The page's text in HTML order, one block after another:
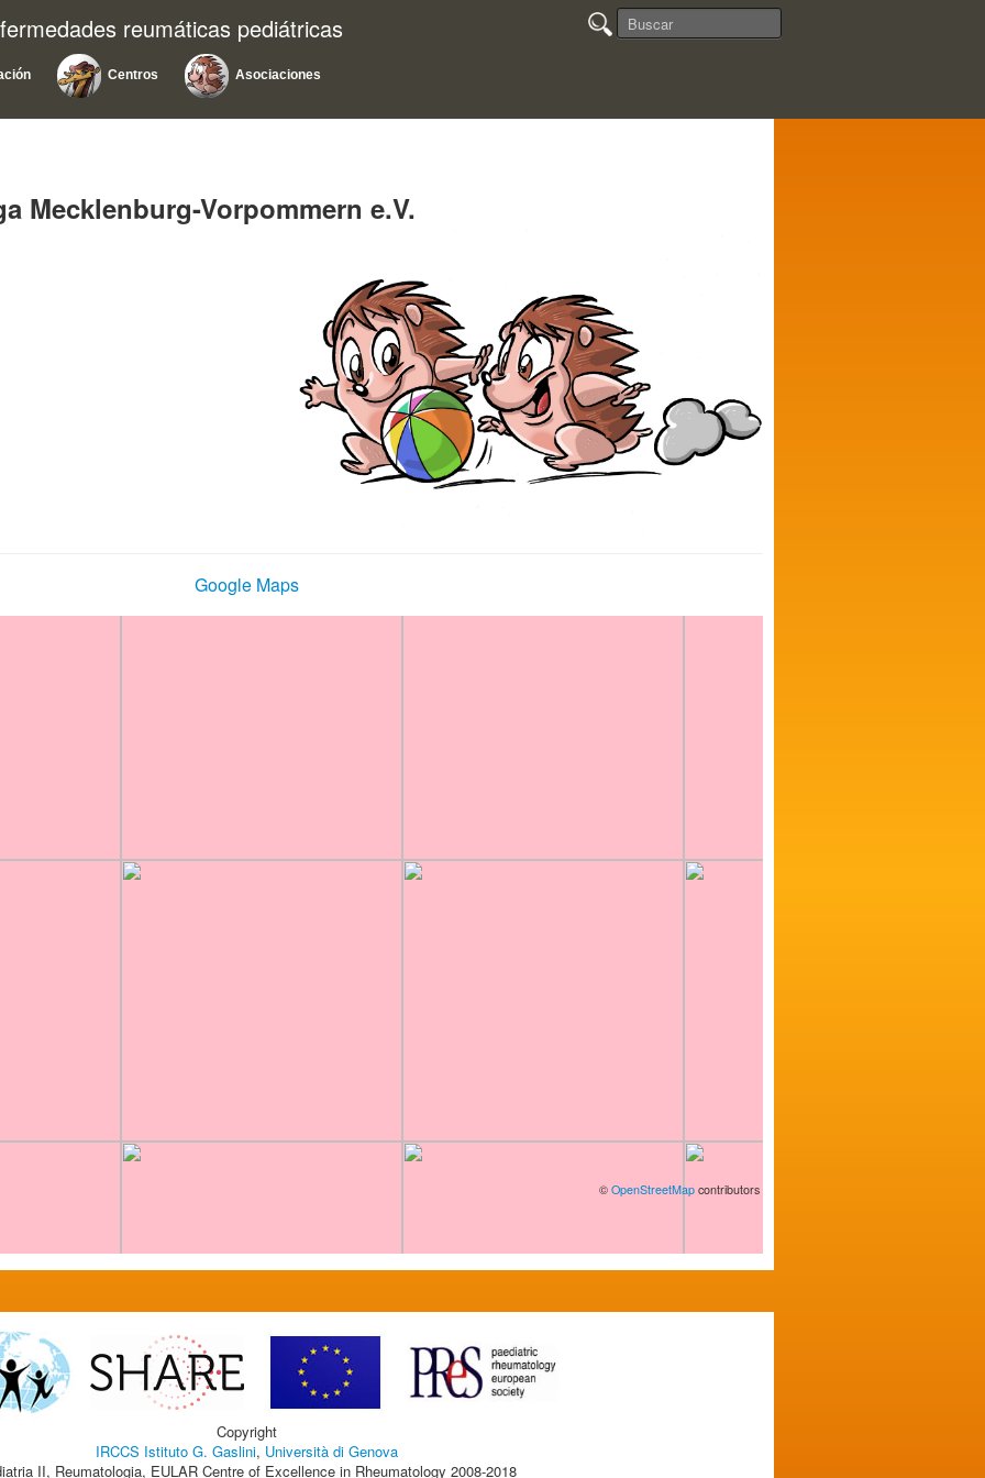
reumáticas pediátricas
Centros Asociaciones
Mecklenburg-Vorpommern e.V.
Google Maps
© OpenStreetMap contributors
Copyright
IRCCS Istituto G. Gaslini, Università di Genova
II, Reumatologia, EULAR Centre of Excellence in Rheumatology 2008-2018